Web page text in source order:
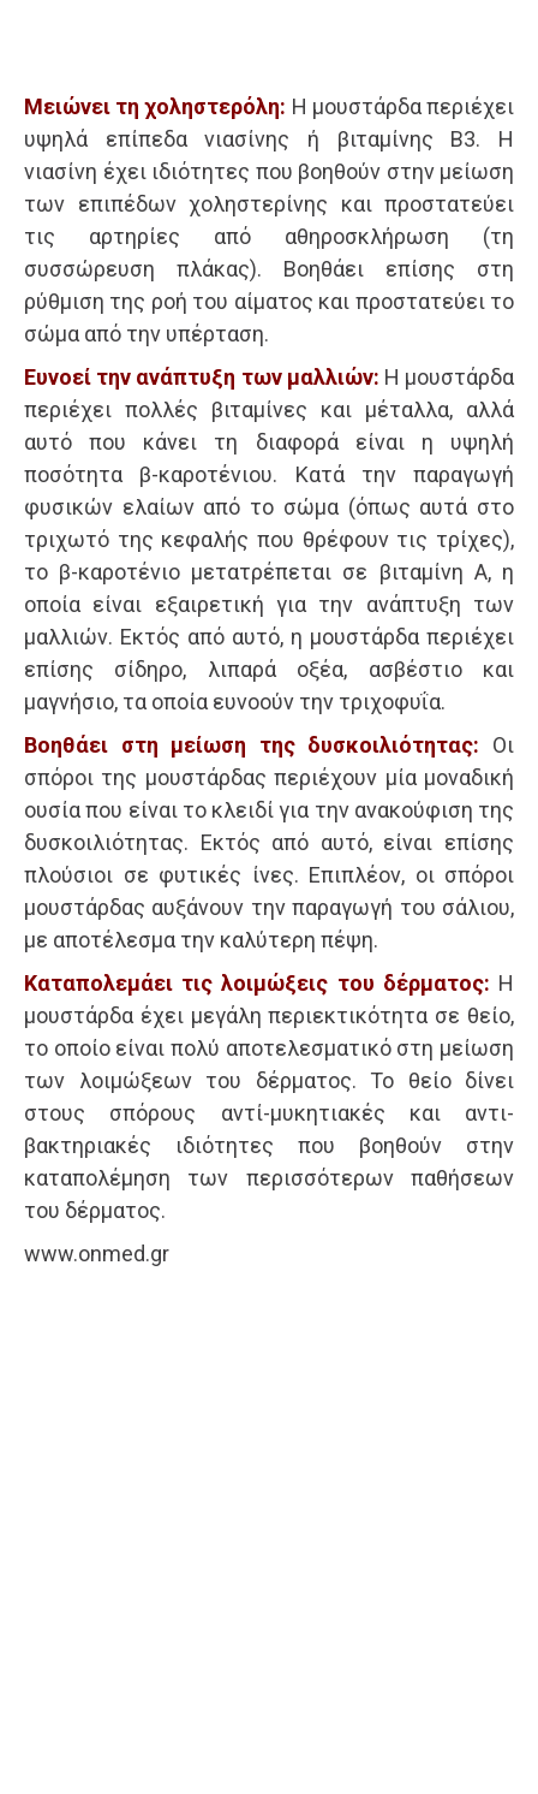
Μειώνει τη χοληστερόλη: Η μουστάρδα περιέχει
υψηλά επίπεδα νιασίνης ή βιταμίνης Β3. Η
νιασίνη έχει ιδιότητες που βοηθούν στην μείωση
των επιπέδων χοληστερίνης και προστατεύει
τις αρτηρίες από αθηροσκλήρωση (τη
συσσώρευση πλάκας). Βοηθάει επίσης στη
ρύθμιση της ροή του αίματος και προστατεύει το
σώμα από την υπέρταση.
Ευνοεί την ανάπτυξη των μαλλιών: Η μουστάρδα
περιέχει πολλές βιταμίνες και μέταλλα, αλλά
αυτό που κάνει τη διαφορά είναι η υψηλή
ποσότητα β-καροτένιου. Κατά την παραγωγή
φυσικών ελαίων από το σώμα (όπως αυτά στο
τριχωτό της κεφαλής που θρέφουν τις τρίχες),
το β-καροτένιο μετατρέπεται σε βιταμίνη Α, η
οποία είναι εξαιρετική για την ανάπτυξη των
μαλλιών. Εκτός από αυτό, η μουστάρδα περιέχει
επίσης σίδηρο, λιπαρά οξέα, ασβέστιο και
μαγνήσιο, τα οποία ευνοούν την τριχοφυΐα.
Βοηθάει στη μείωση της δυσκοιλιότητας:
Οι
σπόροι της μουστάρδας περιέχουν μία μοναδική
ουσία που είναι το κλειδί για την ανακούφιση της
δυσκοιλιότητας. Εκτός από αυτό, είναι επίσης
πλούσιοι σε φυτικές ίνες. Επιπλέον, οι σπόροι
μουστάρδας αυξάνουν την παραγωγή του σάλιου,
με αποτέλεσμα την καλύτερη πέψη.
Καταπολεμάει τις λοιμώξεις του δέρματος: Η
μουστάρδα έχει μεγάλη περιεκτικότητα σε θείο,
το οποίο είναι πολύ αποτελεσματικό στη μείωση
των λοιμώξεων του δέρματος. Το θείο δίνει
στους σπόρους αντί-μυκητιακές και αντι-
βακτηριακές ιδιότητες που βοηθούν στην
καταπολέμηση των περισσότερων παθήσεων
του δέρματος.
www.onmed.gr